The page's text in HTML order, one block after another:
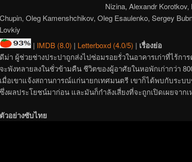
Nizina, Alexandr
Chupin, Oleg Kamenshchikov, Oleg Esaulenko, Sergey
Lovkiy
| IMDB (8.0) | Letterboxd (4.0/5) | เรื่องย่อ
ดีม่า ผู้ช่วยช่างประปาถูกส่งไปซ่อมรอยรั่วในอาคารเก่าที่ไร้กา
จะพังทลายลงในชั่วข้ามคืน ชีวิตของผู้อาศัยในหอพักเก่ากว่า
เมื่อเขาแจ้งสถานการณ์แก่นายกเทศมนตรี เขาก็ได้พบกับระบ
ซึ่งผลประโยชน์มาก่อน และมันก็กำลังเสี่ยงที่จะถูกเปิดเผยจาก
ตัวอย่างซับไทย